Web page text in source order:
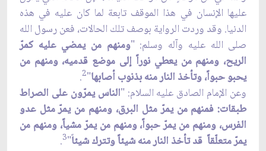
عليها الإنسان في هذا الموقف تابعة لما كان عليه في هذه
الدنيا. وقد وردت الرواية بوصف تلك الحالات، فعن رسول الله
صلى الله عليه وآله وسلم: "ومنهم من يمضي عليه كمرّ
الريح، ومنهم من يعطي نوراً إلى موضع قدميه، ومنهم من
يحبو حبواً، وتأخذ النار منه بذنوب أصابها"
2
.
وعن الإمام الصادق عليه السلام: "الناس يمرّون على الصراط
طبقات: فمنهم من يمرّ مثل البرق، ومنهم من يمرّ مثل عدو
الفرس، ومنهم من يمرّ حبواً، ومنهم من يمرّ مشياً، ومنهم من
يمرّ متعلّقاً قد تأخذ النار منه شيئاً وتترك شيئاً"3
.